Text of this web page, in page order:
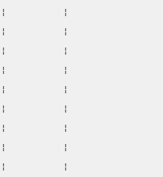
¦
¦          ¦
¦          ¦
¦                  ¦В
¦
¦          ¦
¦
¦
¦